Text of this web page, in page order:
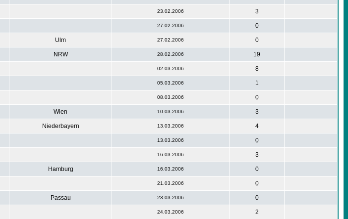
23.02.2006 3
27.02.2006 0
Ulm 27.02.2006 0
NRW 28.02.2006 19
02.03.2006 8
05.03.2006 1
08.03.2006 0
Wien 10.03.2006 3
Niederbayern 13.03.2006 4
13.03.2006 0
16.03.2006 3
Hamburg 16.03.2006 0
21.03.2006 0
Passau 23.03.2006 0
24.03.2006 2